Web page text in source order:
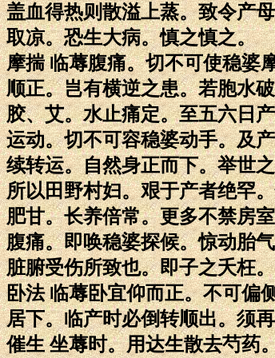
盖血得热则散溢上蒸。致令产
取凉。恐生大病。慎之慎之。
摩揣 临蓐腹痛。切不可使稳婆
顺正。岂有横逆之患。若胞水
胶、艾。水止痛定。至五六日
运动。切不可容稳婆动手。及
续转运。自然身正而下。举世
所以田野村妇。艰于产者绝罕
肥甘。长养倍常。更多不禁房
腹痛。即唤稳婆探候。惊动胎
脏腑受伤所致也。即子之夭枉
卧法 临蓐卧宜仰而正。不可偏
居下。临产时必倒转顺出。须
催生 坐蓐时。用达生散去芍药